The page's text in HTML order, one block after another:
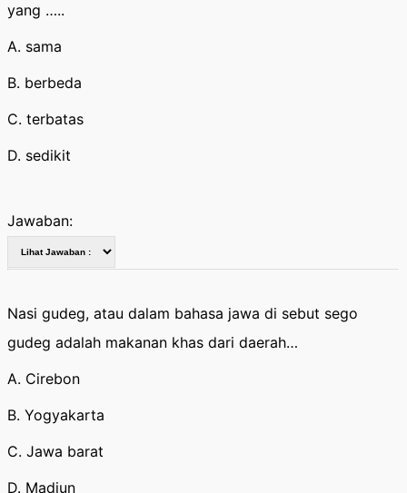
yang …..
A. sama
B. berbeda
C. terbatas
D. sedikit
Jawaban:
Nasi gudeg, atau dalam bahasa jawa di sebut sego
gudeg adalah makanan khas dari daerah…
A. Cirebon
B. Yogyakarta
C. Jawa barat
D. Madiun